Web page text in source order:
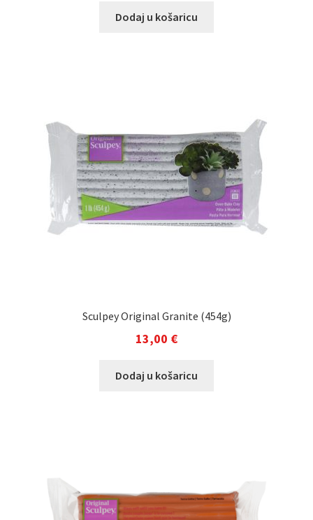
Dodaj u košaricu
Sculpey Original Granite (454g)
13,00 €
Dodaj u košaricu